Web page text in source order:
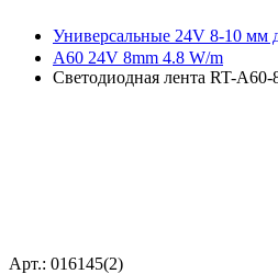
Универсальные 24V 8-10 мм
A60 24V 8mm 4.8 W/m
Светодиодная лента RT-
Арт.: 016145(2)